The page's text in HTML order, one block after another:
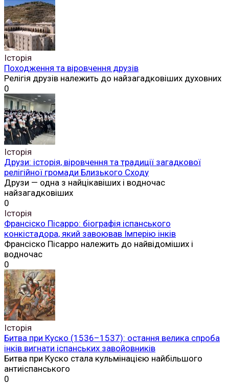
Історія
Походження та віровчення друзів
Релігія друзів належить до найзагадковіших духовних
0
Історія
Друзи: історія, віровчення та традиції загадкової
релігійної громади Близького Сходу
Друзи — одна з найцікавіших і водночас
найзагадковіших
0
Історія
Франсіско Пісарро: біографія іспанського
конкістадора, який завоював Імперію інків
Франсіско Пісарро належить до найвідоміших і
водночас
0
Історія
Битва при Куско (1536–1537): остання велика спроба
інків вигнати іспанських завойовників
Битва при Куско стала кульмінацією найбільшого
антиіспанського
0